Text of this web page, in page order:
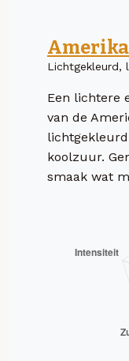
Lichtgekleurd,
Een lichtere
van de
koolzuur.
smaak wat